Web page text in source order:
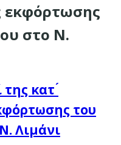
εκφόρτωσης
στο Ν.
κατ
του
Λιμάνι